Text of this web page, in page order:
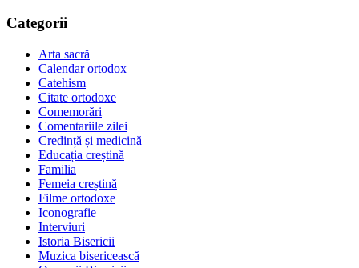
Categorii
Arta sacră
Calendar ortodox
Catehism
Citate ortodoxe
Comemorări
Comentariile zilei
Credință și medicină
Educația creștină
Familia
Femeia creștină
Filme ortodoxe
Iconografie
Interviuri
Istoria Bisericii
Muzica bisericească